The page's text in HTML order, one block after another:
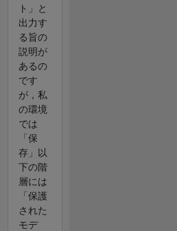
ト」と
出力す
る旨の
説明が
あるの
です
が，私
の環境
では
「保
存」以
下の階
層には
「保護
された
モデ